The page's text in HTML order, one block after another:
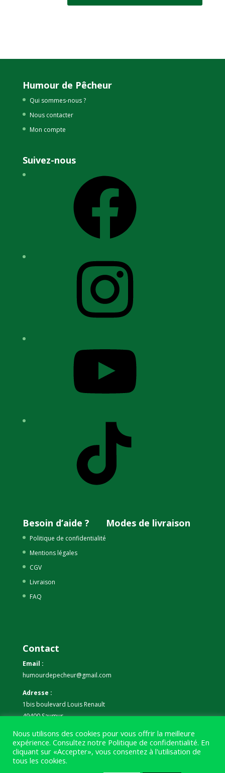
Humour de Pêcheur
Qui sommes-nous ?
Nous contacter
Mon compte
Suivez-nous
Besoin d’aide ?
Politique de confidentialité
Mentions légales
CGV
Livraison
FAQ
Modes de livraison
Contact
Email :
humourdepecheur@gmail.com
Adresse :
1bis boulevard Louis Renault
49400 Saumur
Téléphone :
07 59 61 06 63
Nous utilisons des cookies pour vous offrir la meilleure
expérience. Consultez notre Politique de confidentialité. En
cliquant sur «Accepter», vous consentez à l'utilisation de
tous les cookies.